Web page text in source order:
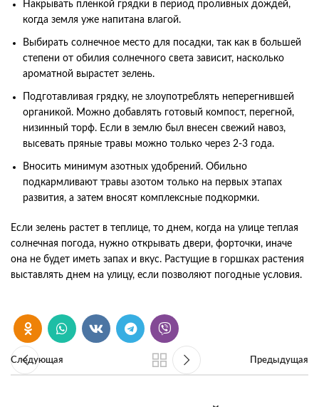
Накрывать пленкой грядки в период проливных дождей,
когда земля уже напитана влагой.
Выбирать солнечное место для посадки, так как в большей
степени от обилия солнечного света зависит, насколько
ароматной вырастет зелень.
Подготавливая грядку, не злоупотреблять неперегнившей
органикой. Можно добавлять готовый компост, перегной,
низинный торф. Если в землю был внесен свежий навоз,
высевать пряные травы можно только через 2-3 года.
Вносить минимум азотных удобрений. Обильно
подкармливают травы азотом только на первых этапах
развития, а затем вносят комплексные подкормки.
Если зелень растет в теплице, то днем, когда на улице теплая
солнечная погода, нужно открывать двери, форточки, иначе
она не будет иметь запах и вкус. Растущие в горшках растения
выставлять днем на улицу, если позволяют погодные условия.
Следующая Предыдущая